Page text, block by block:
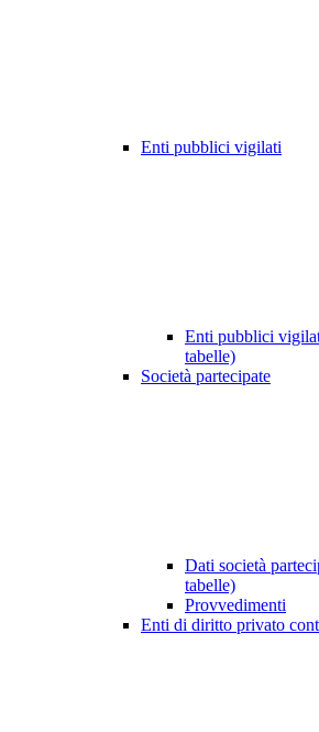
Enti pubblici vigilati
Enti pubblici
tabelle)
Società partecipate
Dati società
tabelle)
Provvedimenti
Enti di diritto privato